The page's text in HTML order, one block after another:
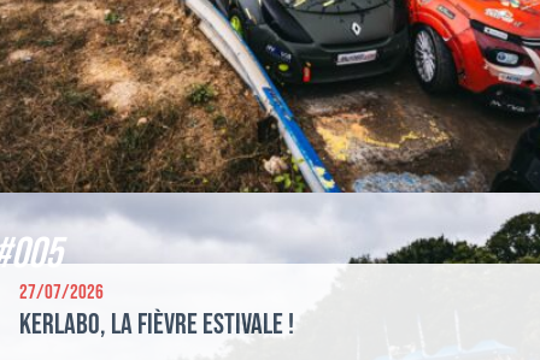
27/07/2026
Kerlabo, la fièvre estivale !